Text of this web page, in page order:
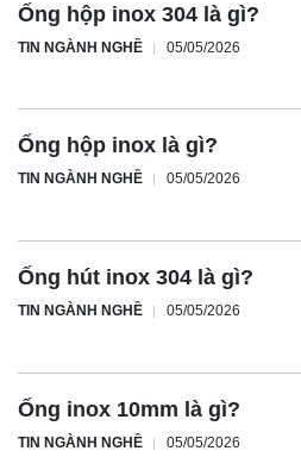
Ống hộp inox 304 là gì?
TIN NGÀNH NGHỀ 05/05/2026
Ống hộp inox là gì?
TIN NGÀNH NGHỀ 05/05/2026
Ống hút inox 304 là gì?
TIN NGÀNH NGHỀ 05/05/2026
Ống inox 10mm là gì?
TIN NGÀNH NGHỀ 05/05/2026